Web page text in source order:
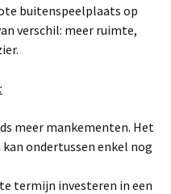
buitenspeelplaats op
verschil: meer ruimte,
meer mankementen. Het
ondertussen enkel nog
termijn investeren in een